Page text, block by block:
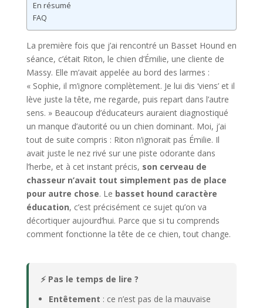
En résumé
FAQ
La première fois que j’ai rencontré un Basset Hound en
séance, c’était Riton, le chien d’Émilie, une cliente de
Massy. Elle m’avait appelée au bord des larmes :
« Sophie, il m’ignore complètement. Je lui dis ‘viens’ et il
lève juste la tête, me regarde, puis repart dans l’autre
sens. » Beaucoup d’éducateurs auraient diagnostiqué
un manque d’autorité ou un chien dominant. Moi, j’ai
tout de suite compris : Riton n’ignorait pas Émilie. Il
avait juste le nez rivé sur une piste odorante dans
l’herbe, et à cet instant précis, son cerveau de
chasseur n’avait tout simplement pas de place
pour autre chose. Le basset hound caractère
éducation, c’est précisément ce sujet qu’on va
décortiquer aujourd’hui. Parce que si tu comprends
comment fonctionne la tête de ce chien, tout change.
⚡ Pas le temps de lire ?
Entêtement : ce n’est pas de la mauvaise